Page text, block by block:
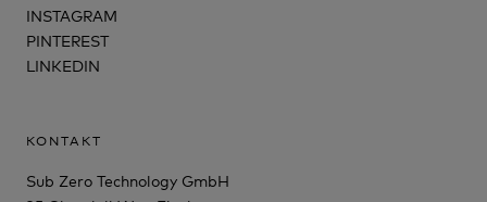
INSTAGRAM
PINTEREST
LINKEDIN
KONTAKT
Sub Zero Technology GmbH